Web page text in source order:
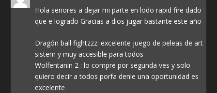
Hola señores a dejar mi parte en lodo rapid fire dado
que e logrado Gracias a dios jugar bastante este año
Dragón ball fightzzz: excelente juego de peleas de art
sistem y muy accesible para todos
Wolfentanin 2 : lo compre por segunda ves y solo
quiero decir a todos porfa denle una oportunidad es
excelente